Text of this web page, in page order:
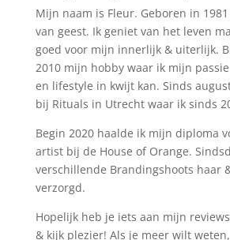
Mijn naam is Fleur. Geboren in
van geest. Ik geniet van het leven
goed voor mijn innerlijk & uiterlijk.
2010 mijn hobby waar ik mijn
en lifestyle in kwijt kan. Sinds
bij Rituals in Utrecht waar ik sinds
Begin 2020 haalde ik mijn diploma
artist bij de House of Orange.
verschillende Brandingshoots haar
verzorgd.
Hopelijk heb je iets aan mijn
& kijk plezier! Als je meer wilt